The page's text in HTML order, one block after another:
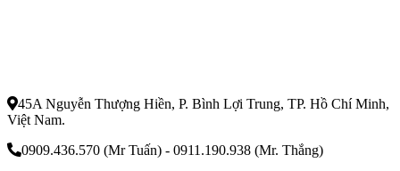
45A Nguyễn Thượng Hiền, P. Bình Lợi Trung, TP. Hồ Chí Minh,
Việt Nam.
0909.436.570 (Mr Tuấn) - 0911.190.938 (Mr. Thắng)